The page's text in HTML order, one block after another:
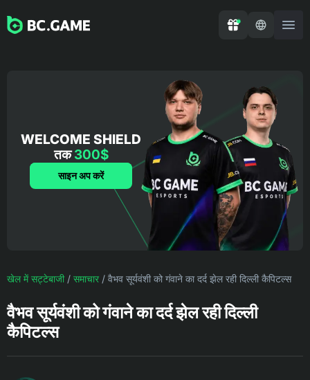
WELCOME SHIELD
तक300$
साइन अप करें
खेल में सट्टेबाजी/ समाचार / वैभव सूर्यवंशी को गंवाने का दर्द झेल रही दिल्ली कैपिटल्स
वैभव सूर्यवंशी को गंवाने का दर्द झेल रही दिल्ली
कैपिटल्स